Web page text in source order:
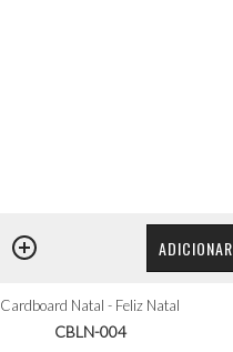
ADICIONAR
Cardboard Natal - Feliz Natal
CBLN-004